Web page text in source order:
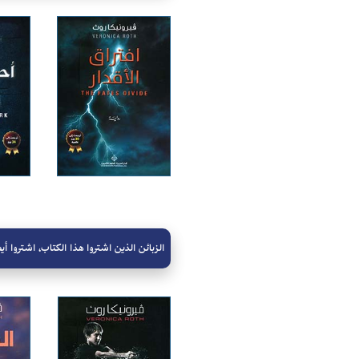
الزبائن الذين اشتروا هذا الكتاب، اشتروا